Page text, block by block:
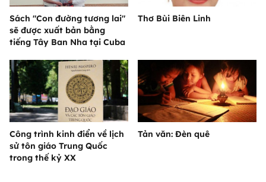
Sách "Con đường tương lai"
sẽ được xuất bản bằng
tiếng Tây Ban Nha tại Cuba
Thơ Bùi Biên Linh
Công trình kinh điển về lịch
sử tôn giáo Trung Quốc
trong thế kỷ XX
Tản văn: Đèn quê